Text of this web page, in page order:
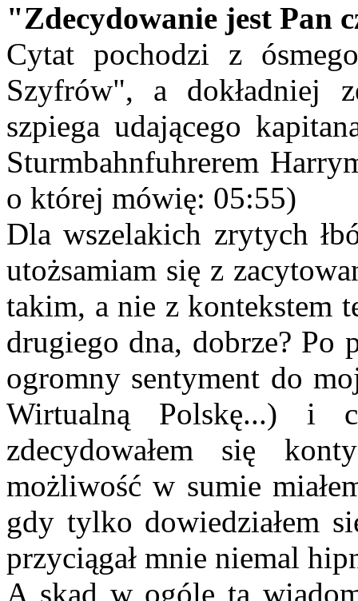
"Zdecydowanie jest Pan
Cytat pochodzi z
Szyfrów", a dokładniej
szpiega udającego
Sturmbahnfuhrerem
o której mówię: 05:55)
Dla wszelakich zrytych
utożsamiam się z
takim, a nie z kontekstem
drugiego dna, dobrze? Po
ogromny sentyment do
Wirtualną Polskę...) i
zdecydowałem się
możliwość w sumie
gdy tylko dowiedziałem
przyciągał mnie niemal
A skąd w ogóle ta